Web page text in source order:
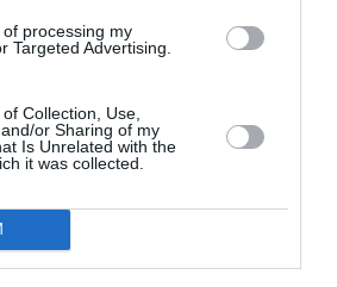
processing my
Targeted Advertising.
Collection, Use,
or Sharing of my
Is Unrelated with the
it was collected.
που ξεχώρισε και αγκαλιάστηκε
2024-25. Πρόκειται για το
Τουέιν, που μιλά με μοναδικό
ζωής μας από την παιδική
Ελέφαντας και ο Τρομερός
(5/10/25)